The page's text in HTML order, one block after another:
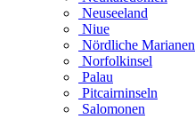
Neuseeland
Niue
Nördliche Marianen
Norfolkinsel
Palau
Pitcairninseln
Salomonen